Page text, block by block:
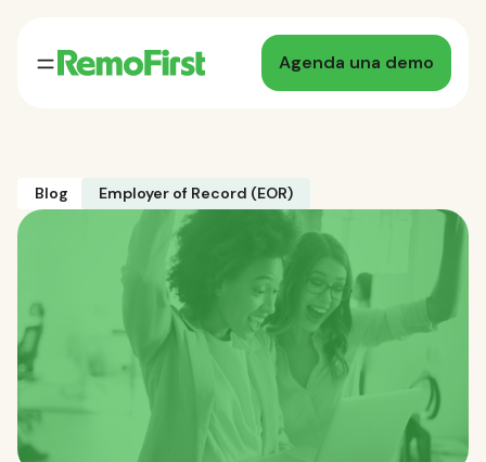
Agenda una demo
Blog Employer of Record (EOR)